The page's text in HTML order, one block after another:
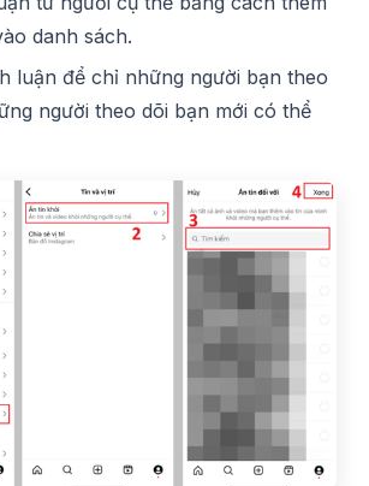
danh sách.
luận để chỉ những người bạn theo
người theo dõi bạn mới có thể